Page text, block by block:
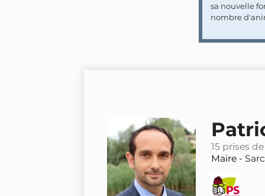
sa nouvelle
nombre
15 prises
Maire -